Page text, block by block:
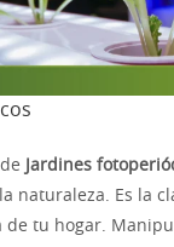
Jardines
naturaleza. Es la
de tu hogar.